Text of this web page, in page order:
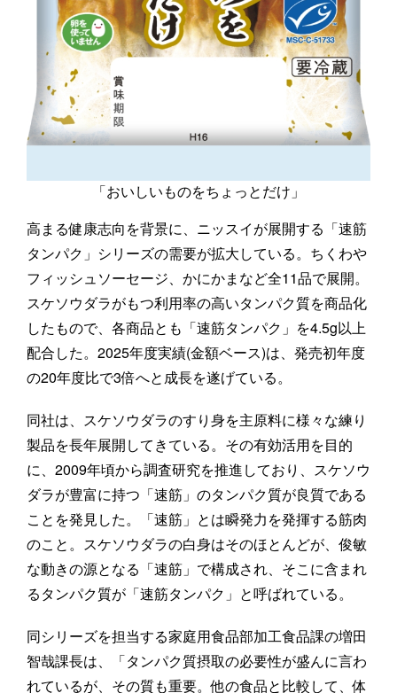
「おいしいものをちょっとだけ」
高まる健康志向を背景に、ニッスイが展開する「速筋
タンパク」シリーズの需要が拡大している。ちくわや
フィッシュソーセージ、かにかまなど全11品で展開。
スケソウダラがもつ利用率の高いタンパク質を商品化
したもので、各商品とも「速筋タンパク」を4.5g以上
配合した。2025年度実績(金額ベース)は、発売初年度
の20年度比で3倍へと成長を遂げている。
同社は、スケソウダラのすり身を主原料に様々な練り
製品を長年展開してきている。その有効活用を目的
に、2009年頃から調査研究を推進しており、スケソウ
ダラが豊富に持つ「速筋」のタンパク質が良質である
ことを発見した。「速筋」とは瞬発力を発揮する筋肉
のこと。スケソウダラの白身はそのほとんどが、俊敏
な動きの源となる「速筋」で構成され、そこに含まれ
るタンパク質が「速筋タンパク」と呼ばれている。
同シリーズを担当する家庭用食品部加工食品課の増田
智哉課長は、「タンパク質摂取の必要性が盛んに言わ
れているが、その質も重要。他の食品と比較して、体